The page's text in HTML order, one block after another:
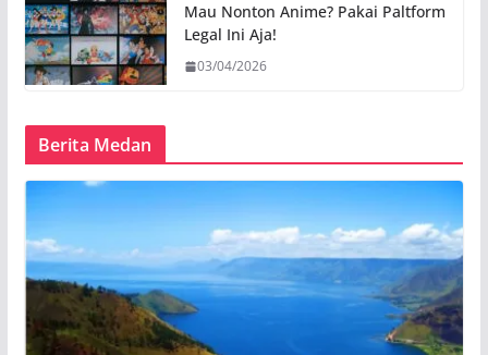
Mau Nonton Anime? Pakai Paltform
Legal Ini Aja!
03/04/2026
Berita Medan